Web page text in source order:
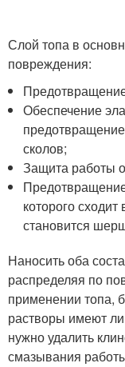
Слой топа в
повреждения:
Обеспечение
сколов;
Защита работы
которого
становится
Наносить оба
распределяя по
применении топа,
растворы имеют
нужно удалить
смазывания